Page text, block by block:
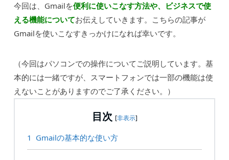
今回は、Gmailを便利に使いこなす方法や、ビジネスで使
える機能についてお伝えしていきます。こちらの記事が
Gmailを使いこなすきっかけになれば幸いです。
（今回はパソコンでの操作についてご説明しています。基
本的には一緒ですが、スマートフォンでは一部の機能は使
えないことがありますのでご了承ください。）
目次 [非表示]
1 Gmailの基本的な使い方